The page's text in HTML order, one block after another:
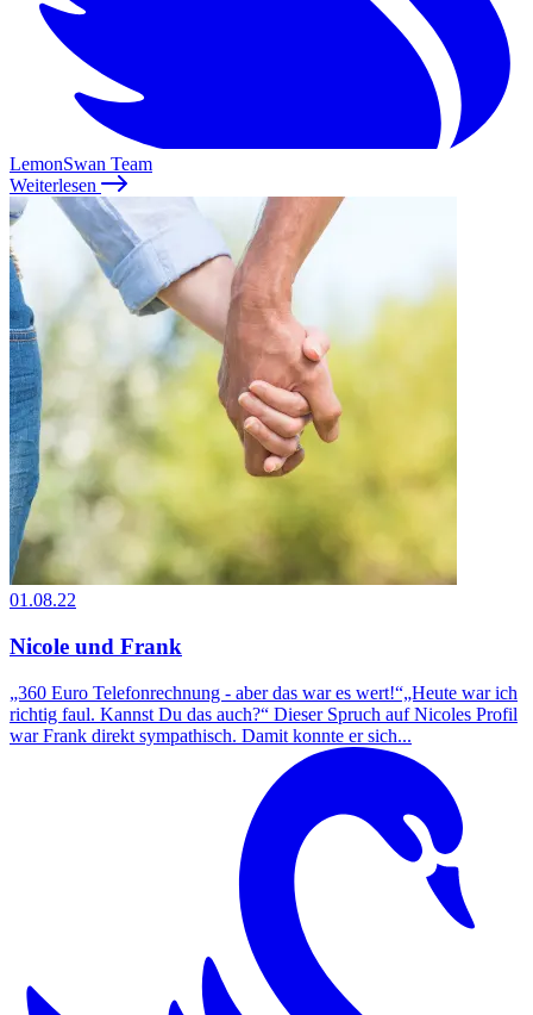
LemonSwan Team
Weiterlesen
01.08.22
Nicole und Frank
„360 Euro Telefonrechnung - aber das war es wert!“„Heute war ich
richtig faul. Kannst Du das auch?“ Dieser Spruch auf Nicoles Profil
war Frank direkt sympathisch. Damit konnte er sich...